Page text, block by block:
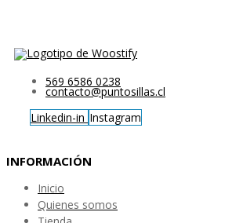
569 6586 0238
contacto@puntosillas.cl
Linkedin-in Instagram
INFORMACIÓN
Inicio
Quienes somos